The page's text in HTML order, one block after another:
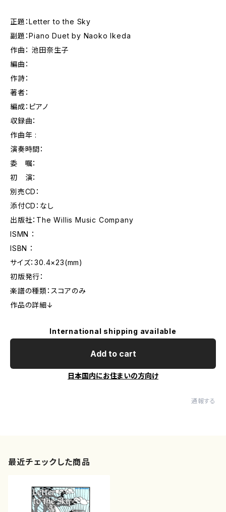
正題：Letter to the Sky
副題：Piano Duet by Naoko Ikeda
作曲： 池田奈生子
編曲：
作詩：
著者：
編成：ピアノ
収録曲：
作曲年 :
演奏時間：
委 嘱：
初 演：
別売CD：
添付CD：なし
出版社：The Willis Music Company
ISMN ：
ISBN ：
サイズ：30.4×23(mm)
初版発行：
楽譜の種類：スコアのみ
作品の詳細↓
International shipping available
Add to cart
日本国内にお住まいの方向け
通報する
最近チェックした商品